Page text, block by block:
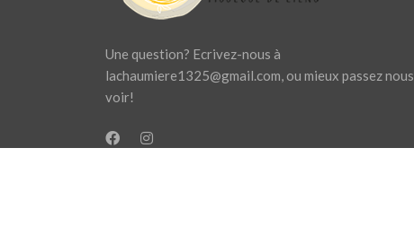
Une question? Ecrivez-nous à
lachaumiere1325@gmail.com, ou mieux passez nous
voir!